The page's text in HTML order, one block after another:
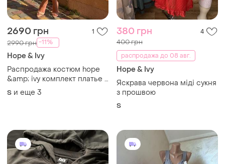
2690 грн 1
2990 грн -11%
Hope & Ivy
Распродажа костюм hope
&amp; ivy комплект платье +
накидка сетка
S и еще 3
380 грн 4
400 грн
распродажа до 08 авг.
Hope & Ivy
Яскрава червона міді сукня
з прошвою
S